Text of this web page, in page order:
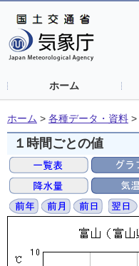
ホーム
ホーム > 各種データ・資料 >
１時間ごとの値